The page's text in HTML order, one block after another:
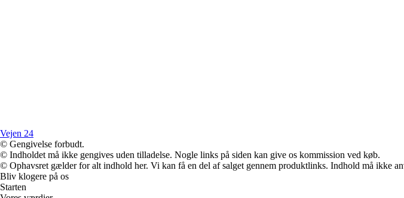
Vejen 24
© Gengivelse forbudt.
© Indholdet må ikke gengives uden tilladelse. Nogle links på siden kan give os kommission ved køb.
© Ophavsret gælder for alt indhold her. Vi kan få en del af salget gennem produktlinks. Indhold må ikke
Bliv klogere på os
Starten